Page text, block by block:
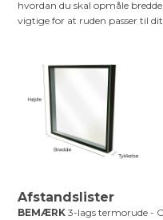
hvordan du skal opmåle
vigtige for at ruden passer til
Afstandslister
BEMÆRK3-lags termorude -